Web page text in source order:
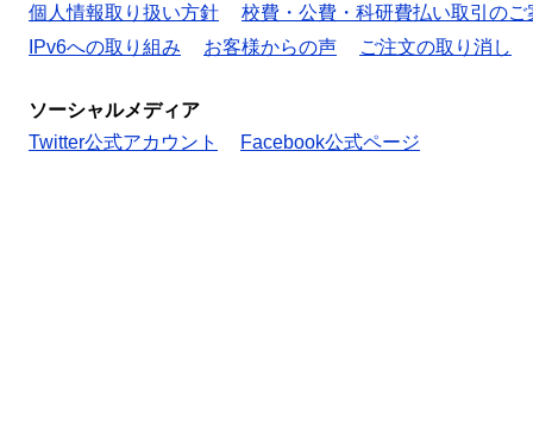
個人情報取り扱い方針
校費・公費・科研費払い取引のご
IPv6への取り組み
お客様からの声 ご注文の取り消し
ソーシャルメディア
Twitter公式アカウント
Facebook公式ページ